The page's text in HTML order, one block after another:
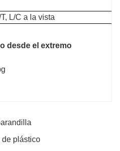
L/C a la vista
desde el extremo
de plástico